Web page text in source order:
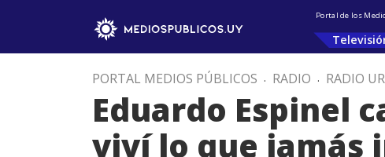
Portal de los
PORTAL MEDIOS PÚBLICOS . RADIO . RADIO
Eduardo Espinel
viví lo que jamás